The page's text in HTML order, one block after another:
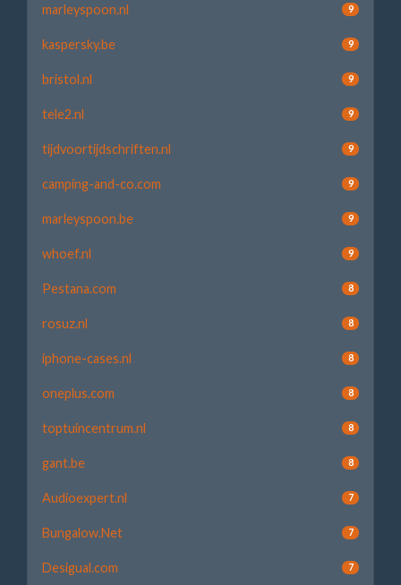
marleyspoon.nl 9
kaspersky.be 9
bristol.nl 9
tele2.nl 9
tijdvoortijdschriften.nl 9
camping-and-co.com 9
marleyspoon.be 9
whoef.nl 9
Pestana.com 8
rosuz.nl 8
iphone-cases.nl 8
oneplus.com 8
toptuincentrum.nl 8
gant.be 8
Audioexpert.nl 7
Bungalow.Net 7
Desigual.com 7